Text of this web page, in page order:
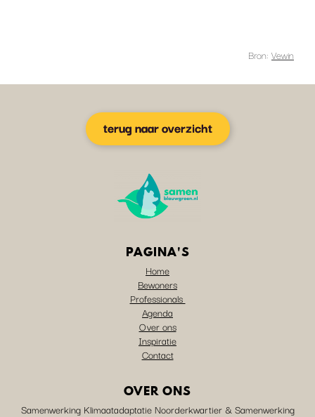
Bron: Vewin
terug naar overzicht
PAGINA'S
Home
Bewoners
Professionals
Agenda
Over ons
Inspiratie
Contact
OVER ONS
Samenwerking Klimaatadaptatie Noorderkwartier & Samenwerking